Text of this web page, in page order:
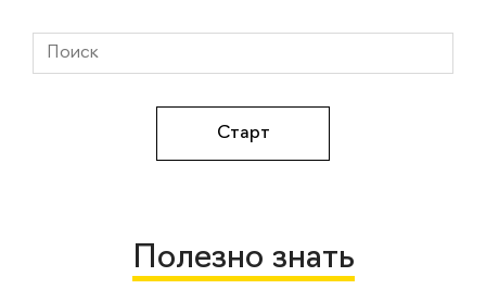
Полезно знать